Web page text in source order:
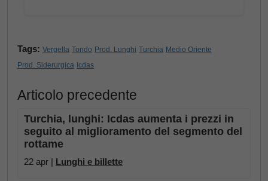
Tags: Vergella Tondo Prod. Lunghi Turchia Medio Oriente
Prod. Siderurgica Icdas
Articolo precedente
Turchia, lunghi: Icdas aumenta i prezzi in
seguito al miglioramento del segmento del
rottame
22 apr | Lunghi e billette